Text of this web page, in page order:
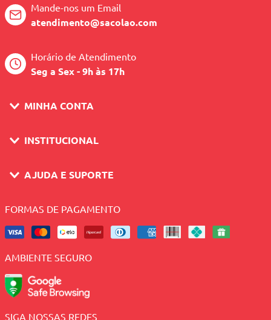
Mande-nos um Email
atendimento@sacolao.com
Horário de Atendimento
Seg a Sex - 9h às 17h
MINHA CONTA
INSTITUCIONAL
AJUDA E SUPORTE
FORMAS DE PAGAMENTO
AMBIENTE SEGURO
SIGA NOSSAS REDES